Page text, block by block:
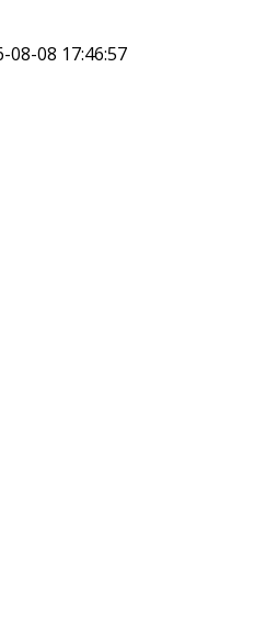
08-08 17:46:57